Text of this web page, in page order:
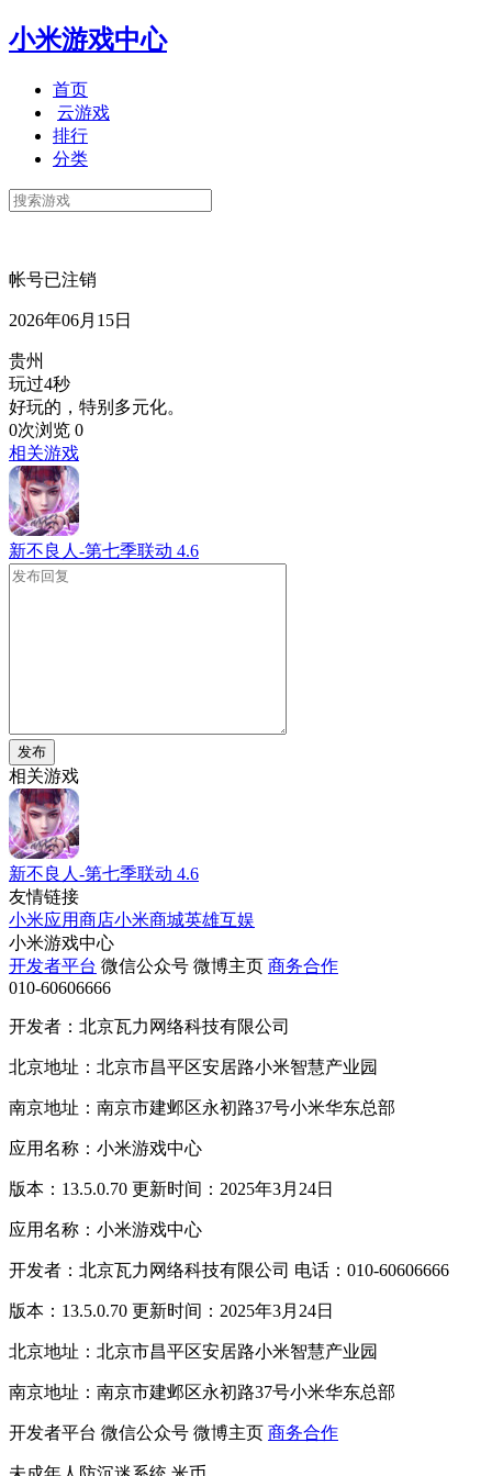
小米游戏中心
首页
云游戏
排行
分类
帐号已注销
2026年06月15日
贵州
玩过4秒
好玩的，特别多元化。
0次浏览 0
相关游戏
新不良人-第七季联动 4.6
发布
相关游戏
新不良人-第七季联动 4.6
友情链接
小米应用商店小米商城英雄互娱
小米游戏中心
开发者平台 微信公众号 微博主页 商务合作
010-60606666
开发者：北京瓦力网络科技有限公司
北京地址：北京市昌平区安居路小米智慧产业园
南京地址：南京市建邺区永初路37号小米华东总部
应用名称：小米游戏中心
版本：13.5.0.70 更新时间：2025年3月24日
应用名称：小米游戏中心
开发者：北京瓦力网络科技有限公司 电话：010-60606666
版本：13.5.0.70 更新时间：2025年3月24日
北京地址：北京市昌平区安居路小米智慧产业园
南京地址：南京市建邺区永初路37号小米华东总部
开发者平台 微信公众号 微博主页 商务合作